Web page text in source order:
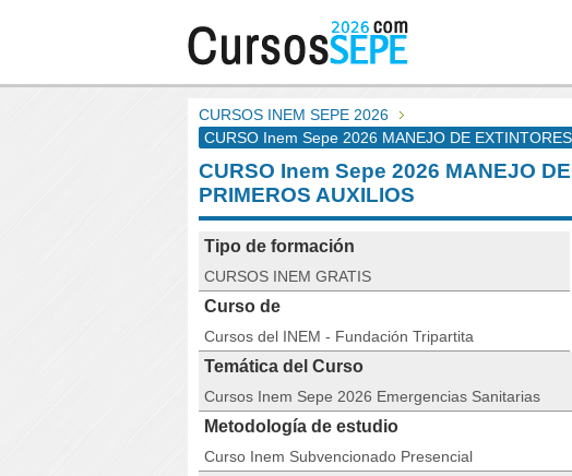
CURSOS INEM SEPE 2026
CURSO Inem Sepe 2026 MANEJO DE
CURSO Inem Sepe 2026 MANEJO
PRIMEROS AUXILIOS
Tipo de formación
CURSOS INEM GRATIS
Curso de
Cursos del INEM - Fundación Tripartita
Temática del Curso
Cursos Inem Sepe 2026 Emergencias Sanitarias
Metodología de estudio
Curso Inem Subvencionado Presencial